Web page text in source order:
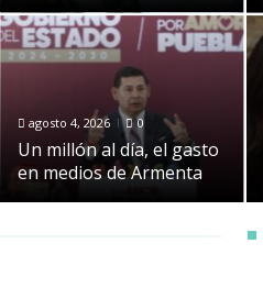
agosto 4, 2026 0
Un millón al día, el gasto
en medios de Armenta